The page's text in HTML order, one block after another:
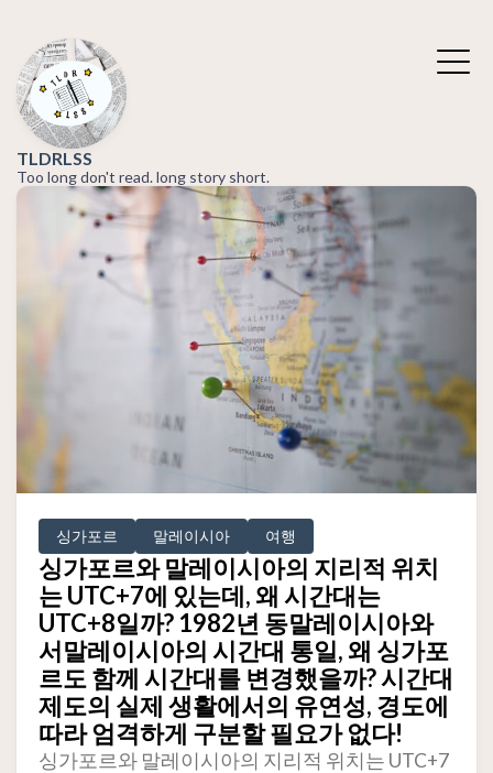
TLDRLSS
Too long don't read. long story short.
싱가포르 말레이시아 여행
싱가포르와 말레이시아의 지리적 위치
는 UTC+7에 있는데, 왜 시간대는
UTC+8일까? 1982년 동말레이시아와
서말레이시아의 시간대 통일, 왜 싱가포
르도 함께 시간대를 변경했을까? 시간대
제도의 실제 생활에서의 유연성, 경도에
따라 엄격하게 구분할 필요가 없다!
싱가포르와 말레이시아의 지리적 위치는 UTC+7